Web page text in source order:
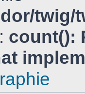
: count():